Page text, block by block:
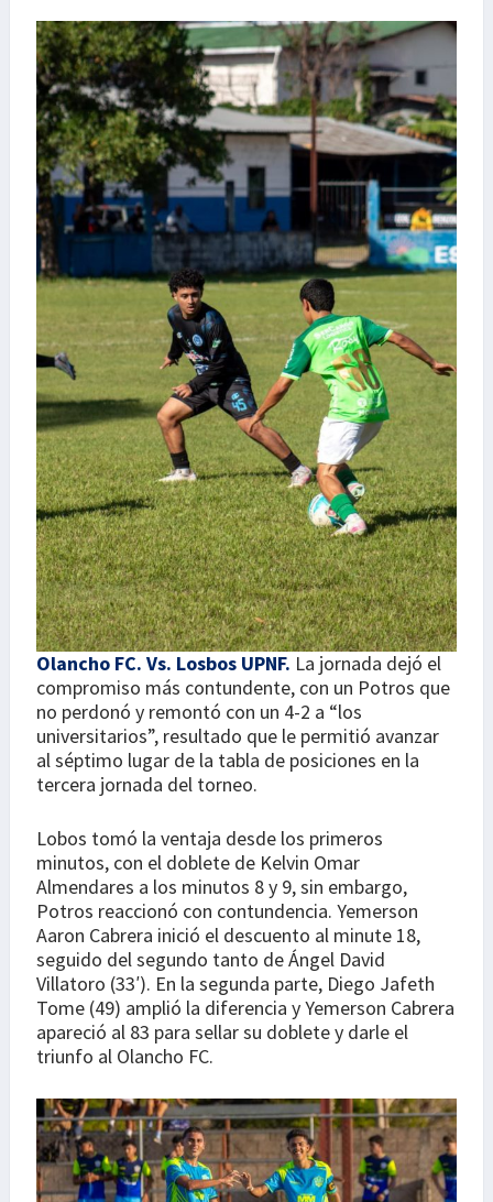
Olancho FC. Vs. Losbos UPNF. La jornada dejó el
compromiso más contundente, con un Potros que
no perdonó y remontó con un 4-2 a “los
universitarios”, resultado que le permitió avanzar
al séptimo lugar de la tabla de posiciones en la
tercera jornada del torneo.
Lobos tomó la ventaja desde los primeros
minutos, con el doblete de Kelvin Omar
Almendares a los minutos 8 y 9, sin embargo,
Potros reaccionó con contundencia. Yemerson
Aaron Cabrera inició el descuento al minute 18,
seguido del segundo tanto de Ángel David
Villatoro (33′). En la segunda parte, Diego Jafeth
Tome (49) amplió la diferencia y Yemerson Cabrera
apareció al 83 para sellar su doblete y darle el
triunfo al Olancho FC.